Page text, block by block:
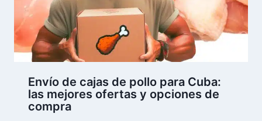
Envío de cajas de pollo para Cuba:
las mejores ofertas y opciones de
compra